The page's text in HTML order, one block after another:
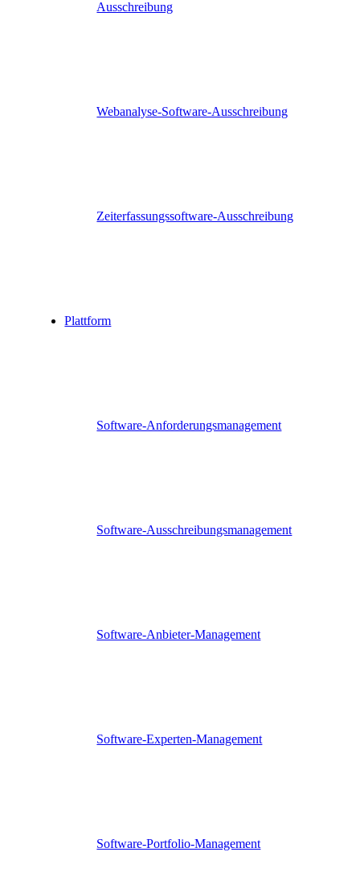
Ausschreibung
Webanalyse-Software-Ausschreibung
Zeiterfassungssoftware-Ausschreibung
Plattform
Software-Anforderungsmanagement
Software-Ausschreibungsmanagement
Software-Anbieter-Management
Software-Experten-Management
Software-Portfolio-Management